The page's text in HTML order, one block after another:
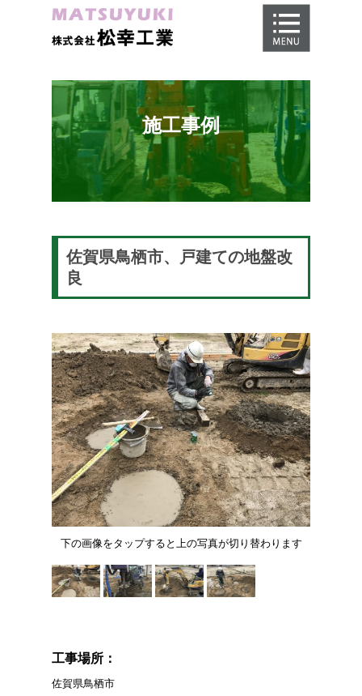
地盤改良工事
施工事例
佐賀県鳥栖市、戸建ての地盤改
良
下の画像をタップすると上の写真が切り替わります
工事場所：
佐賀県鳥栖市